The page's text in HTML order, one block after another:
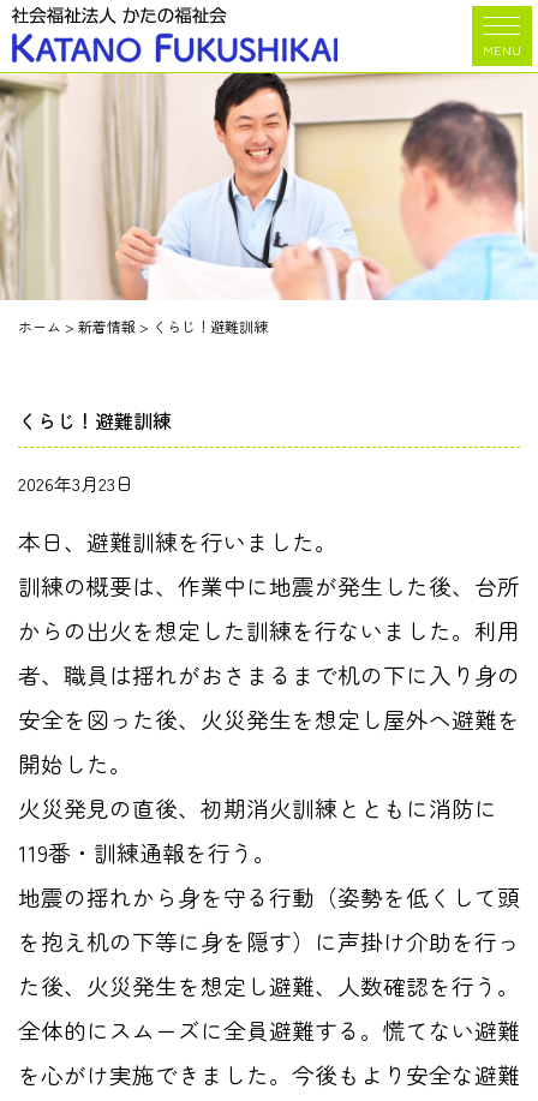
MENU
ホーム > 新着情報 > くらじ！避難訓練
くらじ！避難訓練
2026年3月23日
本日、避難訓練を行いました。
訓練の概要は、 作業中に地震が発生した後、台所
からの出火を想定した訓練を行ないました。利用
者、職員は揺れがおさまるまで机の下に入り身の
安全を図った後、火災発生を想定し屋外へ避難を
開始した。
火災発見の直後、初期消火訓練とともに消防に
119番・訓練通報を行う。
地震の揺れから身を守る行動（姿勢を低くして頭
を抱え机の下等に身を隠す）に声掛け介助を行っ
た後、火災発生を想定し避難、人数確認を行う。
全体的にスムーズに全員避難する。慌てない避難
を心がけ実施できました。今後もより安全な避難